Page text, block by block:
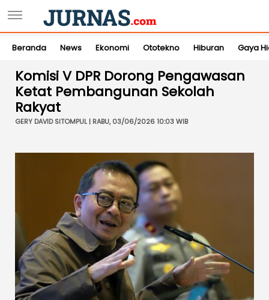
Beranda News Ekonomi Ototekno Hiburan Gaya
Komisi V DPR Dorong Pengawasan
Ketat Pembangunan Sekolah
Rakyat
GERY DAVID SITOMPUL | RABU, 03/06/2026 10:03 WIB